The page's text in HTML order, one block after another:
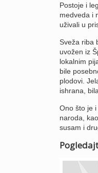
Postoje i
medveda i
uživali u
Sveža riba
uvožen iz
lokalnim
bile
plodovi.
ishrana,
Ono što je
naroda,
susam i